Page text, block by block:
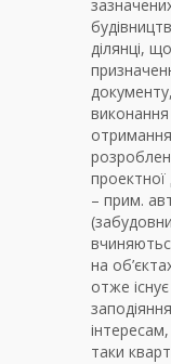
ділянці,
виконання
проектної
– прим.
на
отже
таки